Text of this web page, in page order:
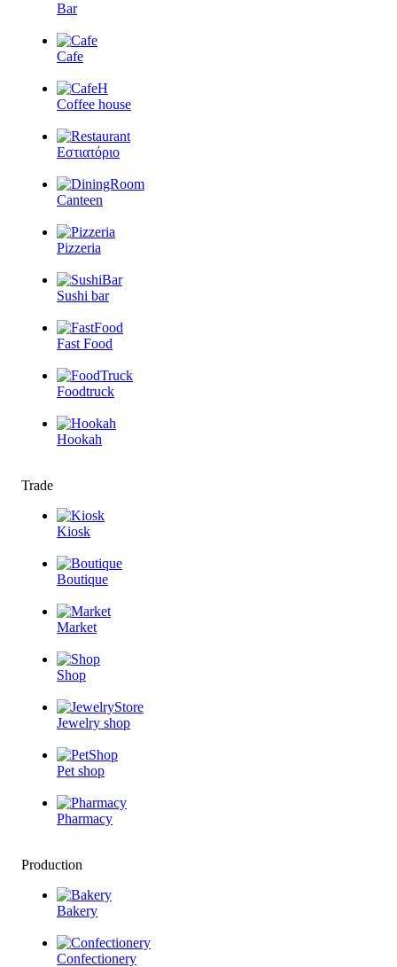
Bar
Cafe
Coffee house
Εστιατόριο
Canteen
Pizzeria
Sushi bar
Fast Food
Foodtruck
Hookah
Trade
Kiosk
Boutique
Market
Shop
Jewelry shop
Pet shop
Pharmacy
Production
Bakery
Confectionery